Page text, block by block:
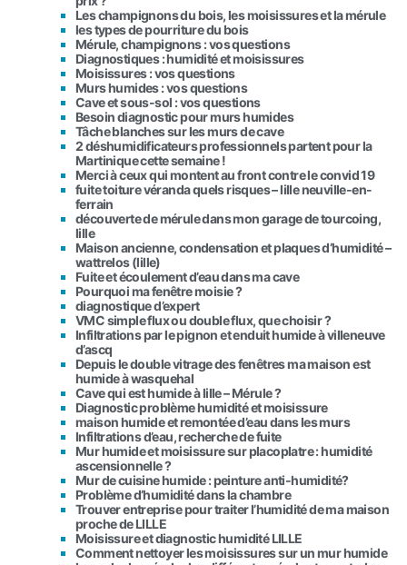
Les champignons du bois, les moisissures et la mérule
les types de pourriture du bois
Mérule, champignons : vos questions
Diagnostiques : humidité et moisissures
Moisissures : vos questions
Murs humides : vos questions
Cave et sous-sol : vos questions
Besoin diagnostic pour murs humides
Tâche blanches sur les murs de cave
2 déshumidificateurs professionnels partent pour la
Martinique cette semaine !
Merci à ceux qui montent au front contre le convid 19
fuite toiture véranda quels risques – lille neuville-en-
ferrain
découverte de mérule dans mon garage de tourcoing,
lille
Maison ancienne, condensation et plaques d’humidité –
wattrelos (lille)
Fuite et écoulement d’eau dans ma cave
Pourquoi ma fenêtre moisie ?
diagnostique d’expert
VMC simple flux ou double flux, que choisir ?
Infiltrations par le pignon et enduit humide à villeneuve
d’ascq
Depuis le double vitrage des fenêtres ma maison est
humide à wasquehal
Cave qui est humide à lille – Mérule ?
Diagnostic problème humidité et moisissure
maison humide et remontée d’eau dans les murs
Infiltrations d’eau, recherche de fuite
Mur humide et moisissure sur placoplatre : humidité
ascensionnelle ?
Mur de cuisine humide : peinture anti-humidité?
Problème d’humidité dans la chambre
Trouver entreprise pour traiter l’humidité de ma maison
proche de LILLE
Moisissure et diagnostic humidité LILLE
Comment nettoyer les moisissures sur un mur humide